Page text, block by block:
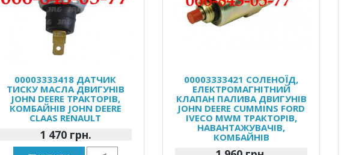
00003333418 ДАТЧИК
ТИСКУ МАСЛА ДВИГУНІВ
JOHN DEERE ТРАКТОРІВ,
КОМБАЙНІВ JOHN DEERE
CLAAS RENAULT
1 470 грн.
00003333421 СОЛЕНОЇД,
ЕЛЕКТРОМАГНІТНИЙ
КЛАПАН ПАЛИВА ДВИГУНІВ
JOHN DEERE CUMMINS FORD
IVECO MWM ТРАКТОРІВ,
НАВАНТАЖУВАЧІВ,
КОМБАЙНІВ